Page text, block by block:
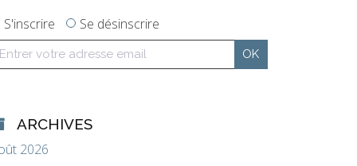
S'inscrire Se désinscrire
ARCHIVES
2026